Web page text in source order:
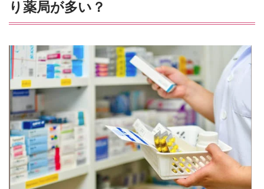
り薬局が多い？